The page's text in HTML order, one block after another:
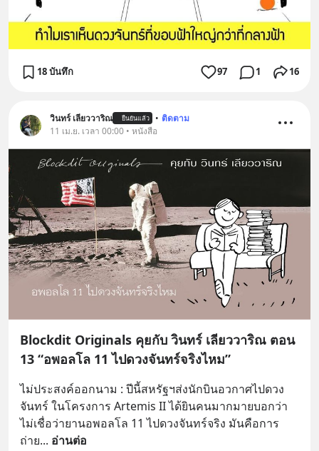
18 บันทึก 97 1 16
วินทร์ เลียววาริณ ยืนยันแล้ว • ติดตาม
11 เม.ย. เวลา 00:00 • หนังสือ
Blockdit Originals คุยกับ วินทร์ เลียววาริณ ตอน
13 “อพอลโล 11 ไปดวงจันทร์จริงไหม”
ไม่ประสงค์ออกนาม : ปีนี้สหรัฐฯส่งนักบินอวกาศไปดวง
จันทร์ ในโครงการ Artemis II ได้ยินคนมากมายบอกว่า
ไม่เชื่อว่ายานอพอลโล 11 ไปดวงจันทร์จริง มันคือการ
ถ่าย... อ่านต่อ